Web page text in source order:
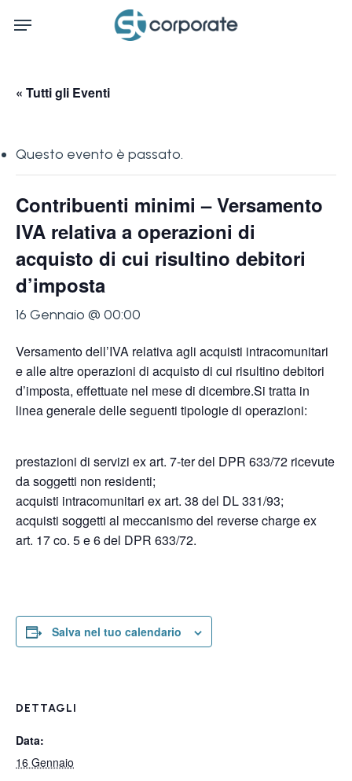
Menu
« Tutti gli Eventi
Questo evento è passato.
Contribuenti minimi – Versamento
IVA relativa a operazioni di
acquisto di cui risultino debitori
d’imposta
16 Gennaio @ 00:00
Versamento dell’IVA relativa agli acquisti intracomunitari
e alle altre operazioni di acquisto di cui risultino debitori
d’imposta, effettuate nel mese di dicembre.Si tratta in
linea generale delle seguenti tipologie di operazioni:
prestazioni di servizi ex art. 7-ter del DPR 633/72 ricevute
da soggetti non residenti;
acquisti intracomunitari ex art. 38 del DL 331/93;
acquisti soggetti al meccanismo del reverse charge ex
art. 17 co. 5 e 6 del DPR 633/72.
Salva nel tuo calendario
DETTAGLI
Data:
16 Gennaio